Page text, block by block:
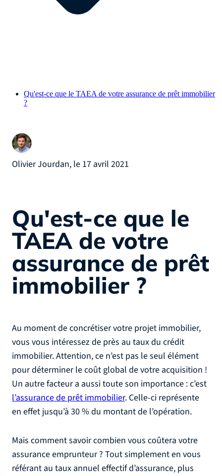
Qu'est-ce que le TAEA de votre assurance de prêt immobilier
?
Olivier Jourdan, le 17 avril 2021
Qu'est-ce que le
TAEA de votre
assurance de prêt
immobilier ?
Au moment de concrétiser votre projet immobilier,
vous vous intéressez de près au taux du crédit
immobilier. Attention, ce n’est pas le seul élément
pour déterminer le coût global de votre acquisition !
Un autre facteur a aussi toute son importance : c’est
l’assurance de prêt immobilier. Celle-ci représente
en effet jusqu’à 30 % du montant de l’opération.
Mais comment savoir combien vous coûtera votre
assurance emprunteur ? Tout simplement en vous
référant au taux annuel effectif d’assurance, plus